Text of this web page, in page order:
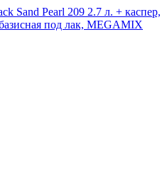
Sand Pearl 209 2.7 л. + каспер,
под лак, MEGAMIX